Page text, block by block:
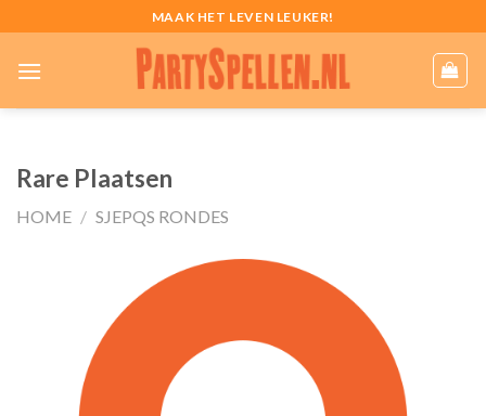
to
content
MAAK HET LEVEN LEUKER!
Rare Plaatsen
HOME / SJEPQS RONDES